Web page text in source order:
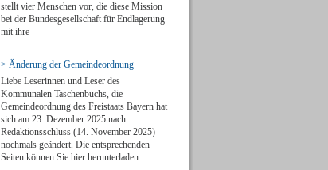
stellt vier Menschen vor, die diese Mission
bei der Bundesgesellschaft für Endlagerung
mit ihre
> Änderung der Gemeindeordnung
Liebe Leserinnen und Leser des
Kommunalen Taschenbuchs, die
Gemeindeordnung des Freistaats Bayern hat
sich am 23. Dezember 2025 nach
Redaktionsschluss (14. November 2025)
nochmals geändert. Die entsprechenden
Seiten können Sie hier herunterladen.